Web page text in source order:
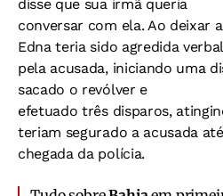
disse que sua irmã queria
conversar com ela. Ao deixar
Edna teria sido agredida
pela acusada, iniciando uma
sacado o revólver e
efetuado três disparos,
teriam segurado a acusada
chegada da polícia.